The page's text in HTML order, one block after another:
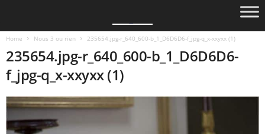
Home Nous 3 ou rien 235654.jpg-r_640_600-b_1_D6D6D6-f_jpg-q_x-xxyxx (1)
235654.jpg-r_640_600-b_1_D6D6D6-
f_jpg-q_x-xxyxx (1)